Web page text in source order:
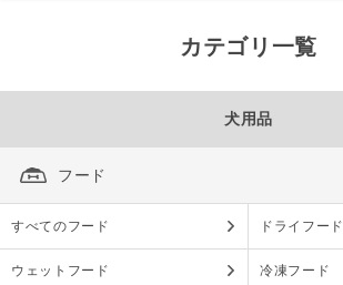
カテゴリ一覧
犬用品
フード
すべてのフード ドライフード
ウェットフード 冷凍フード